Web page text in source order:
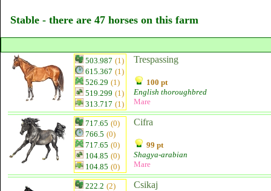
Stable - there are 47 horses on this farm
503.987 (1)
615.367 (1)
526.29 (1)
519.299 (1)
313.717 (1)
Trespassing
100 pt
English thoroughbred
Mare
717.65 (0)
766.5 (0)
717.65 (0)
104.85 (0)
104.85 (0)
Cifra
99 pt
Shagya-arabian
Mare
222.2 (2)
Csikaj